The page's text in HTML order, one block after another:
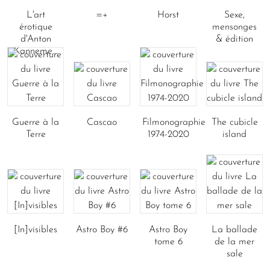
L'art
érotique
d'Anton
Kanneme...
=+ Horst
Sexe,
mensonges
& édition
Guerre à la
Terre
Cascao
Filmonographie
1974-2020
The cubicle
island
[In]visibles Astro Boy #6
Astro Boy
tome 6
La ballade
de la mer
sale